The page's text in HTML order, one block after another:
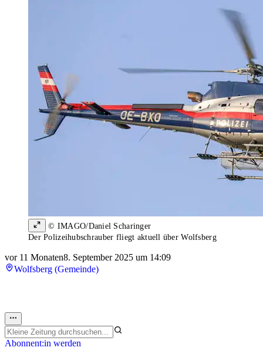
© IMAGO/Daniel Scharinger
Der Polizeihubschrauber fliegt aktuell über Wolfsberg
vor 11 Monaten8. September 2025 um 14:09
Wolfsberg (Gemeinde)
Abonnent:in werden